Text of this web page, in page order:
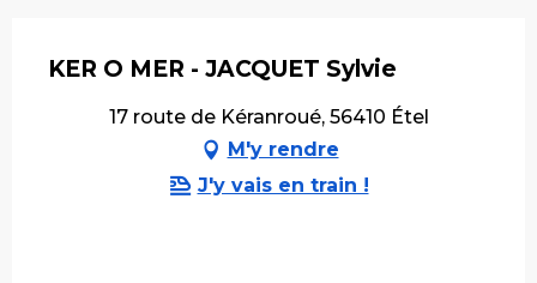
KER O MER - JACQUET Sylvie
17 route de Kéranroué, 56410 Étel
M'y rendre
J'y vais en train !